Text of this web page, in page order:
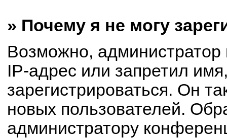
» Почему я не могу
Возможно,
IP-адрес или запретил
зарегистрироваться. Он
новых пользователей.
администратору